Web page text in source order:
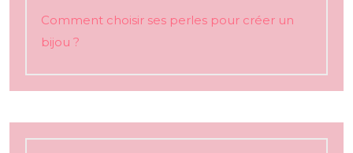
Comment choisir ses perles pour créer un
bijou ?